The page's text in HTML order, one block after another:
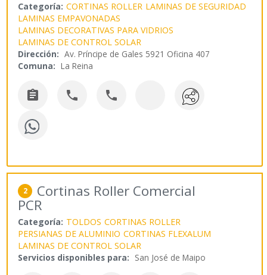
Categoría: CORTINAS ROLLER LAMINAS DE SEGURIDAD
LAMINAS EMPAVONADAS
LAMINAS DECORATIVAS PARA VIDRIOS
LAMINAS DE CONTROL SOLAR
Dirección: Av. Príncipe de Gales 5921 Oficina 407
Comuna: La Reina
  
2 Cortinas Roller Comercial
PCR
Categoría: TOLDOS CORTINAS ROLLER
PERSIANAS DE ALUMINIO CORTINAS FLEXALUM
LAMINAS DE CONTROL SOLAR
Servicios disponibles para: San José de Maipo